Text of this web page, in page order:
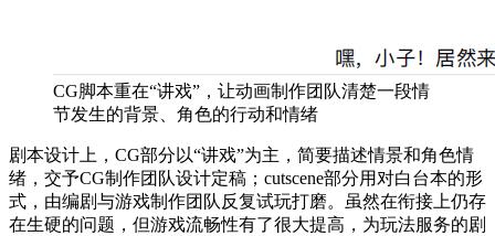
CG脚本重在“讲戏”，让动画制作团队清楚一段情
节发生的背景、角色的行动和情绪
剧本设计上，CG部分以“讲戏”为主，简要描述情景和角色情
绪，交予CG制作团队设计定稿；cutscene部分用对白台本的形
式，由编剧与游戏制作团队反复试玩打磨。虽然在衔接上仍存
在生硬的问题，但游戏流畅性有了很大提高，为玩法服务的剧